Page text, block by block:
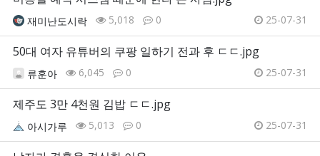
재미난도시락 5,018 0 25-07-31
50대 여자 유튜버의 쿠팡 일하기 전과 후 ㄷㄷ.jpg
류훈아 6,045 0 25-07-31
제주도 3만 4천원 김밥 ㄷㄷ.jpg
아시가루 5,013 0 25-07-31